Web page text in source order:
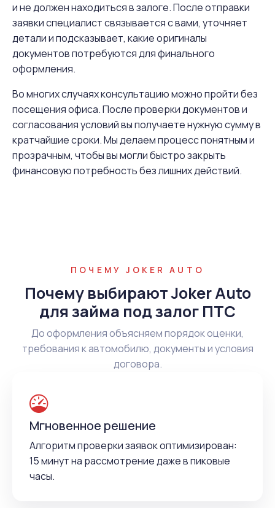
и не должен находиться в залоге. После отправки
заявки специалист связывается с вами, уточняет
детали и подсказывает, какие оригиналы
документов потребуются для финального
оформления.
Во многих случаях консультацию можно пройти без
посещения офиса. После проверки документов и
согласования условий вы получаете нужную сумму в
кратчайшие сроки. Мы делаем процесс понятным и
прозрачным, чтобы вы могли быстро закрыть
финансовую потребность без лишних действий.
ПОЧЕМУ JOKER AUTO
Почему выбирают Joker Auto
для займа под залог ПТС
До оформления объясняем порядок оценки,
требования к автомобилю, документы и условия
договора.
Мгновенное решение
Алгоритм проверки заявок оптимизирован:
15 минут на рассмотрение даже в пиковые
часы.